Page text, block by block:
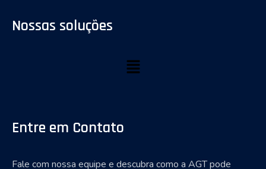
Nossas soluções
Entre em Contato
Fale com nossa equipe e descubra como a AGT pode